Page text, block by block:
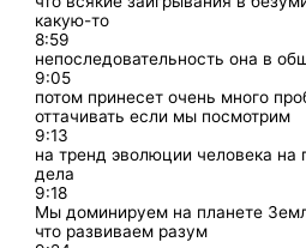
какую-то
8:59
непоследовательность она в
9:05
потом принесет очень много
оттачивать если мы посмотрим
9:13
на тренд эволюции человека на
дела
9:18
Мы доминируем на планете
что развиваем разум